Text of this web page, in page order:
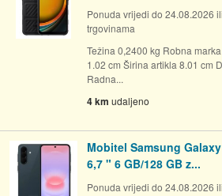
Ponuda vrijedi do 24.08.2026
trgovinama
Težina 0,2400 kg Robna
1.02 cm Širina artikla 8.01 cm
Radna...
4 km udaljeno
Mobitel Samsung
6,7 " 6 GB/128 GB z...
Ponuda vrijedi do 24.08.2026